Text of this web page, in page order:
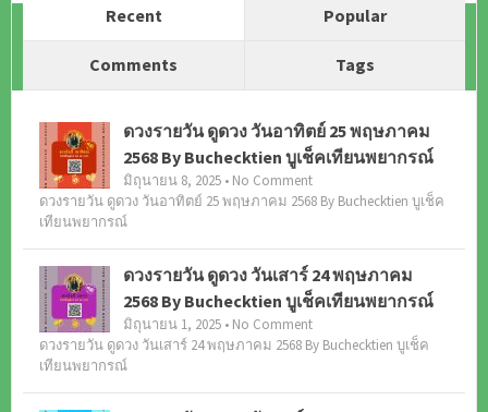
Recent Popular
Comments Tags
ดวงรายวัน ดูดวง วันอาทิตย์ 25 พฤษภาคม
2568 By Buchecktien บูเช็คเทียนพยากรณ์
มิถุนายน 8, 2025 • No Comment
ดวงรายวัน ดูดวง วันอาทิตย์ 25 พฤษภาคม 2568 By Buchecktien บูเช็ค
เทียนพยากรณ์
ดวงรายวัน ดูดวง วันเสาร์ 24 พฤษภาคม
2568 By Buchecktien บูเช็คเทียนพยากรณ์
มิถุนายน 1, 2025 • No Comment
ดวงรายวัน ดูดวง วันเสาร์ 24 พฤษภาคม 2568 By Buchecktien บูเช็ค
เทียนพยากรณ์